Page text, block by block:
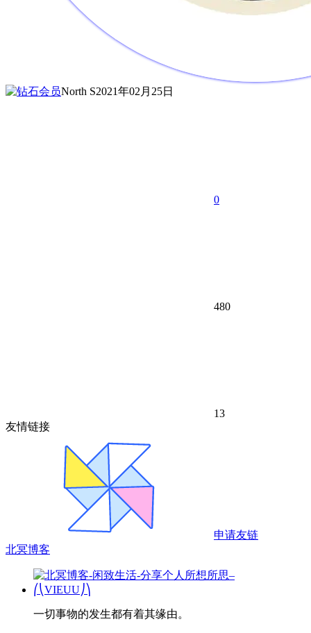
North S2021年02月25日
0
480
13
友情链接
申请友链
北冥博客
一切事物的发生都有着其缘由。